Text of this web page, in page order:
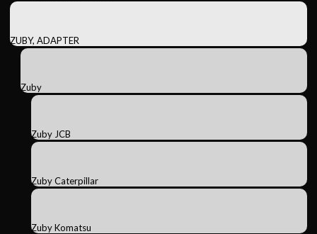
ZUBY, ADAPTER
Zuby
Zuby JCB
Zuby Caterpillar
Zuby Komatsu